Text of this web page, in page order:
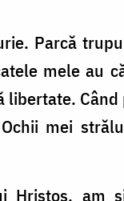
Parcă
mele au
mei
Hristos, am